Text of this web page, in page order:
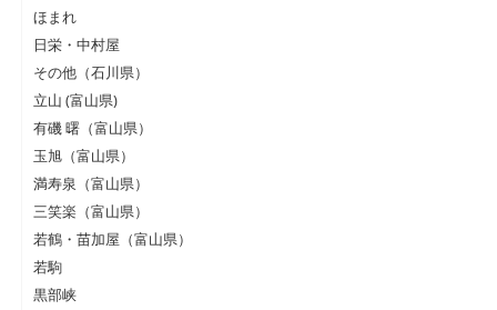
ほまれ
日栄・中村屋
その他（石川県）
立山 (富山県)
有磯 曙（富山県）
玉旭（富山県）
満寿泉（富山県）
三笑楽（富山県）
若鶴・苗加屋（富山県）
若駒
黒部峡